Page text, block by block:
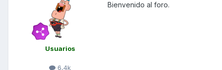
Usuarios
6,4k
Bienvenido al foro.